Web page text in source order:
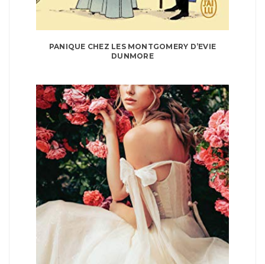
PANIQUE CHEZ LES MONTGOMERY D’EVIE
DUNMORE